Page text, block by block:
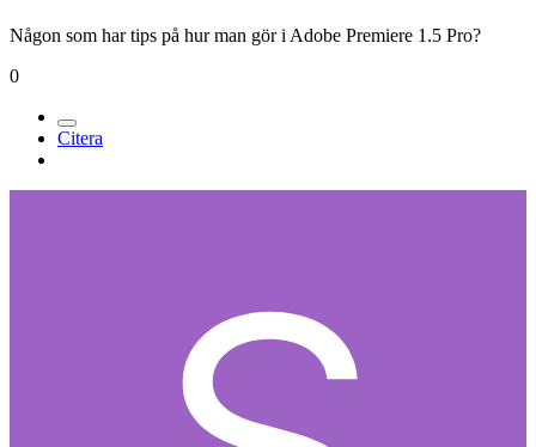
Någon som har tips på hur man gör i Adobe Premiere 1.5 Pro?
0
Citera